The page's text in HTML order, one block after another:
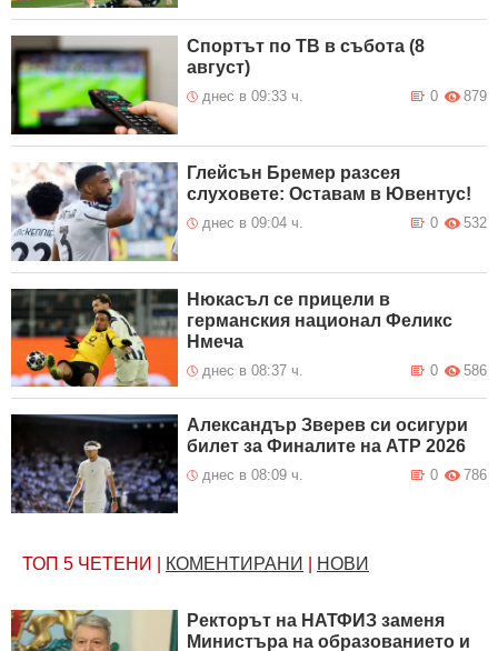
Спортът по ТВ в събота (8
август)
днес в 09:33 ч. 879
0
Глейсън Бремер разсея
слуховете: Оставам в Ювентус!
днес в 09:04 ч. 532
0
Нюкасъл се прицели в
германския национал Феликс
Нмеча
днес в 08:37 ч. 586
0
Александър Зверев си осигури
билет за Финалите на ATP 2026
днес в 08:09 ч. 786
0
ТОП 5 ЧЕТЕНИ КОМЕНТИРАНИ НОВИ
Ректорът на НАТФИЗ заменя
Министъра на образованието и